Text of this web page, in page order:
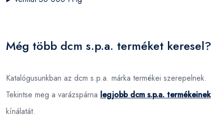
Még több dcm s.p.a. terméket keresel?
Katalógusunkban az dcm s.p.a. márka termékei szerepelnek.
Tekintse meg a varázspárna legjobb dcm s.p.a. termékeinek
kínálatát.